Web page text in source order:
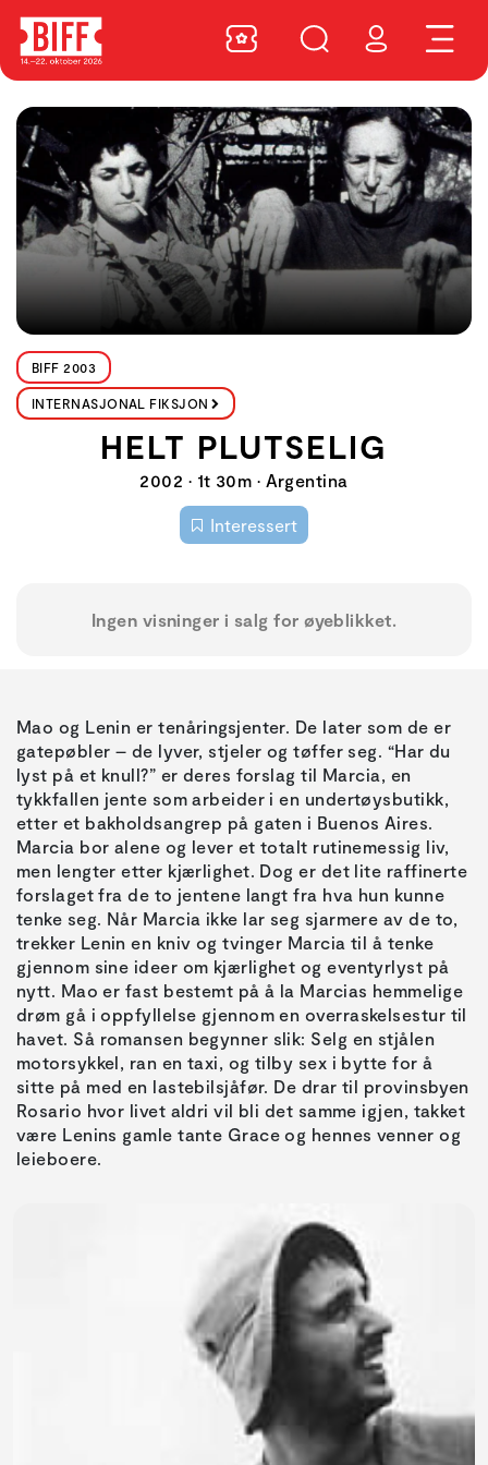
BIFF 2003
INTERNASJONAL FIKSJON
HELT PLUTSELIG
2002 • 1t 30m • Argentina
Interessert
Ingen visninger i salg for øyeblikket.
Mao og Lenin er tenåringsjenter. De later som de er
gatepøbler – de lyver, stjeler og tøffer seg. “Har du
lyst på et knull?” er deres forslag til Marcia, en
tykkfallen jente som arbeider i en undertøysbutikk,
etter et bakholdsangrep på gaten i Buenos Aires.
Marcia bor alene og lever et totalt rutinemessig liv,
men lengter etter kjærlighet. Dog er det lite raffinerte
forslaget fra de to jentene langt fra hva hun kunne
tenke seg. Når Marcia ikke lar seg sjarmere av de to,
trekker Lenin en kniv og tvinger Marcia til å tenke
gjennom sine ideer om kjærlighet og eventyrlyst på
nytt. Mao er fast bestemt på å la Marcias hemmelige
drøm gå i oppfyllelse gjennom en overraskelsestur til
havet. Så romansen begynner slik: Selg en stjålen
motorsykkel, ran en taxi, og tilby sex i bytte for å
sitte på med en lastebilsjåfør. De drar til provinsbyen
Rosario hvor livet aldri vil bli det samme igjen, takket
være Lenins gamle tante Grace og hennes venner og
leieboere.